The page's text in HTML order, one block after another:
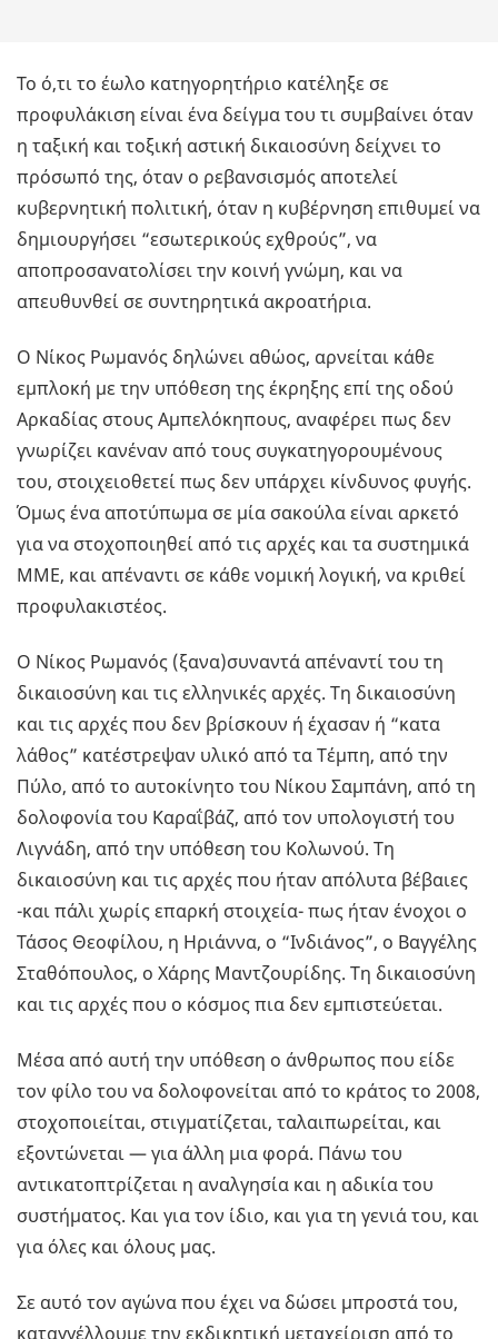
Το ό,τι το έωλο κατηγορητήριο κατέληξε σε
προφυλάκιση είναι ένα δείγμα του τι συμβαίνει όταν
η ταξική και τοξική αστική δικαιοσύνη δείχνει το
πρόσωπό της, όταν ο ρεβανσισμός αποτελεί
κυβερνητική πολιτική, όταν η κυβέρνηση επιθυμεί να
δημιουργήσει “εσωτερικούς εχθρούς”, να
αποπροσανατολίσει την κοινή γνώμη, και να
απευθυνθεί σε συντηρητικά ακροατήρια.
Ο Νίκος Ρωμανός δηλώνει αθώος, αρνείται κάθε
εμπλοκή με την υπόθεση της έκρηξης επί της οδού
Αρκαδίας στους Αμπελόκηπους, αναφέρει πως δεν
γνωρίζει κανέναν από τους συγκατηγορουμένους
του, στοιχειοθετεί πως δεν υπάρχει κίνδυνος φυγής.
Όμως ένα αποτύπωμα σε μία σακούλα είναι αρκετό
για να στοχοποιηθεί από τις αρχές και τα συστημικά
ΜΜΕ, και απέναντι σε κάθε νομική λογική, να κριθεί
προφυλακιστέος.
Ο Νίκος Ρωμανός (ξανα)συναντά απέναντί του τη
δικαιοσύνη και τις ελληνικές αρχές. Τη δικαιοσύνη
και τις αρχές που δεν βρίσκουν ή έχασαν ή “κατα
λάθος” κατέστρεψαν υλικό από τα Τέμπη, από την
Πύλο, από το αυτοκίνητο του Νίκου Σαμπάνη, από τη
δολοφονία του Καραΐβάζ, από τον υπολογιστή του
Λιγνάδη, από την υπόθεση του Κολωνού. Τη
δικαιοσύνη και τις αρχές που ήταν απόλυτα βέβαιες
-και πάλι χωρίς επαρκή στοιχεία- πως ήταν ένοχοι ο
Τάσος Θεοφίλου, η Ηριάννα, ο “Ινδιάνος”, ο Βαγγέλης
Σταθόπουλος, ο Χάρης Μαντζουρίδης. Τη δικαιοσύνη
και τις αρχές που ο κόσμος πια δεν εμπιστεύεται.
Μέσα από αυτή την υπόθεση ο άνθρωπος που είδε
τον φίλο του να δολοφονείται από το κράτος το 2008,
στοχοποιείται, στιγματίζεται, ταλαιπωρείται, και
εξοντώνεται — για άλλη μια φορά. Πάνω του
αντικατοπτρίζεται η αναλγησία και η αδικία του
συστήματος. Και για τον ίδιο, και για τη γενιά του, και
για όλες και όλους μας.
Σε αυτό τον αγώνα που έχει να δώσει μπροστά του,
καταγγέλλουμε την εκδικητική μεταχείριση από το